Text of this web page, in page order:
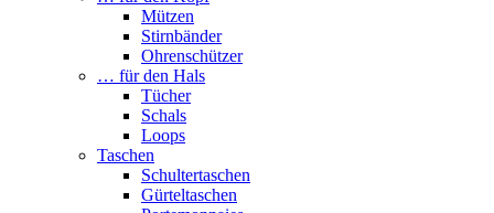
Mützen
Stirnbänder
Ohrenschützer
… für den Hals
Tücher
Schals
Loops
Taschen
Schultertaschen
Gürteltaschen